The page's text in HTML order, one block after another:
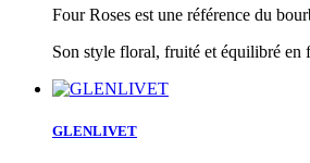
Four Roses est une référence du
Son style floral, fruité et équilibré en
GLENLIVET